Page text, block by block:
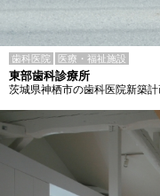
歯科医院 医療・福祉施設
東部歯科診療所
茨城県神栖市の歯科医院新築